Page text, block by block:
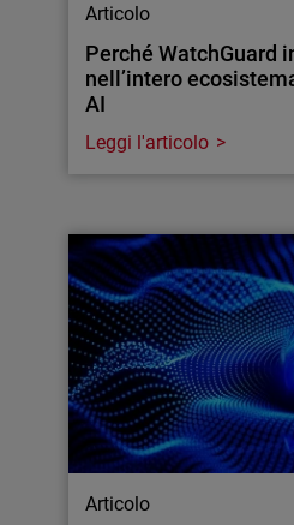
Articolo
Perché WatchGuard
nell’intero
AI
Leggi l'articolo
Articolo